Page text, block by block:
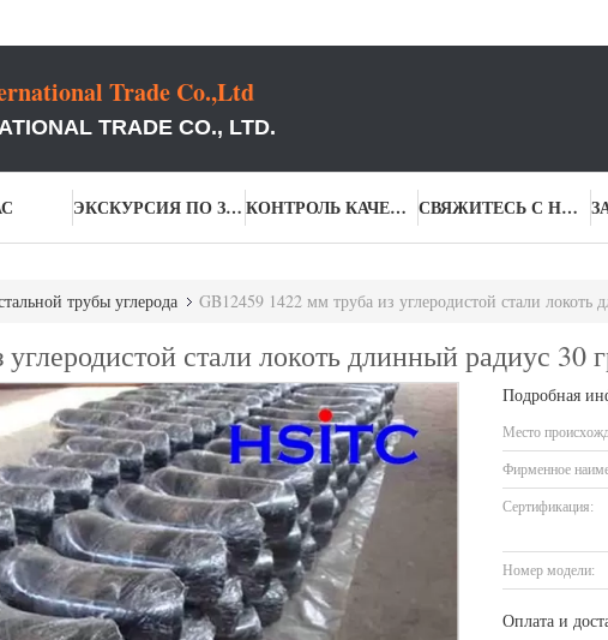
Trade Co.,Ltd
TRADE CO., LTD.
ЭКСКУРСИЯ ПО ЗАВОДУ КОНТРОЛЬ КАЧЕСТВА СВЯЖИТЕСЬ С НАМИ
трубы углерода GB12459 1422 мм труба из углеродистой стали локоть
стали локоть длинный радиус 30
Подробная
Место
Фирменное
Сертификация:
Номер модели:
Оплата и